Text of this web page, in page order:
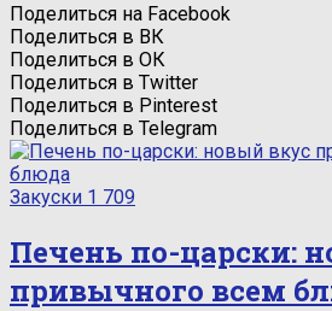
Поделиться на Facebook
Поделиться в ВК
Поделиться в ОК
Поделиться в Twitter
Поделиться в Pinterest
Поделиться в Telegram
Закуски 1 709
Печень по-царски:
привычного всем